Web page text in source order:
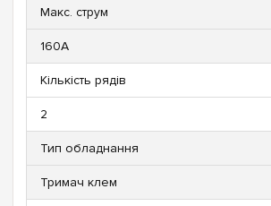
Макс. струм
160А
Кількість рядів
2
Тип обладнання
Тримач клем